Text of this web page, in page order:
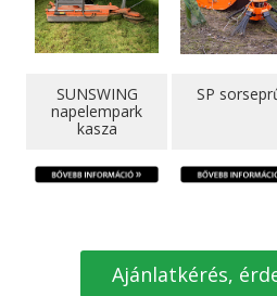
SUNSWING
napelempark
kasza
SP
Ajánlatkérés,